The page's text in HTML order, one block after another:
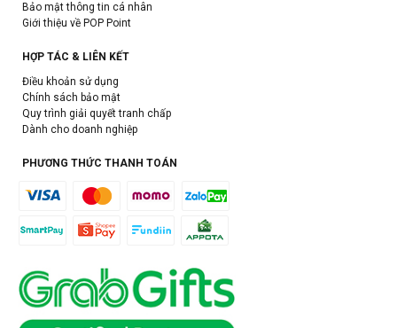
Bảo mật thông tin cá nhân
Giới thiệu về POP Point
HỢP TÁC & LIÊN KẾT
Điều khoản sử dụng
Chính sách bảo mật
Quy trình giải quyết tranh chấp
Dành cho doanh nghiệp
PHƯƠNG THỨC THANH TOÁN